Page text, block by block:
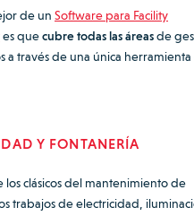
de un Software para Facility
es quecubre todas las áreasde
a través de una única
Y FONTANERÍA
los clásicos del mantenimiento de
trabajos de electricidad,